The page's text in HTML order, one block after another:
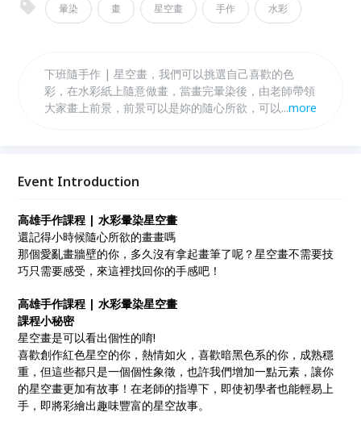
暈染 畫 星空畫 手作 水彩
下班隨手作 | 星空畫，我們可以挑選自己喜歡的色
彩，在水彩紙上隨意做畫，當畫完暈染後，由老師帶領
大家畫上前景，前景可以是妳的隨心所欲，可以是妳精
...more
Event Introduction
高雄手作課程 | 水彩暈染星空畫
還記得小時候隨心所欲的畫畫嗎
那個愛亂畫牆壁的你，多久沒有拿起畫筆了呢？星空畫不需要技
巧只需要感受，來這裡找回你的手感吧！
高雄手作課程 | 水彩暈染星空畫
課程小秘密
星空畫是可以看出個性的唷!
喜歡創作紅色星空的你，熱情如火，喜歡暗黑色系的你，成熟穩
重，但這些都只是一個個性象徵，也許我們增加一點元素，讓你
的星空畫更加有故事！在老師的指導下，即使初學者也能輕易上
手，即將彩繪出趣味豐富的星空故事。